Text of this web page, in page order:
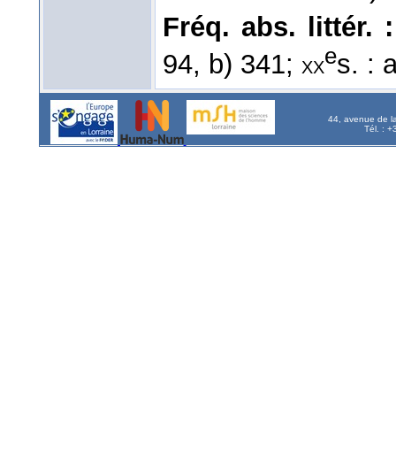
Fréq. abs. littér. :
94, b) 341; xxes. :
44, avenue de
Tél. :